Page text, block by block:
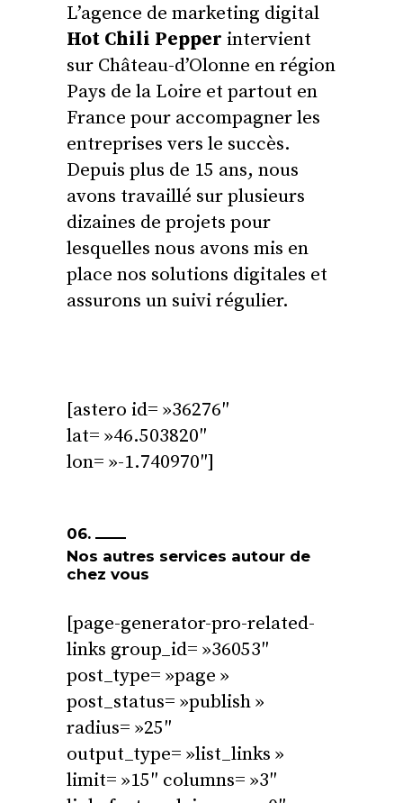
L’agence de marketing digital
Hot Chili Pepper intervient
sur Château-d’Olonne en région
Pays de la Loire et partout en
France pour accompagner les
entreprises vers le succès.
Depuis plus de 15 ans, nous
avons travaillé sur plusieurs
dizaines de projets pour
lesquelles nous avons mis en
place nos solutions digitales et
assurons un suivi régulier.
[astero id= »36276″
lat= »46.503820″
lon= »-1.740970″]
06.
Nos autres services autour de
chez vous
[page-generator-pro-related-
links group_id= »36053″
post_type= »page »
post_status= »publish »
radius= »25″
output_type= »list_links »
limit= »15″ columns= »3″